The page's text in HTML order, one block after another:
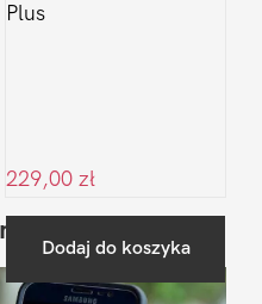
Plus
229,00 zł
Dodaj do koszyka
blogu